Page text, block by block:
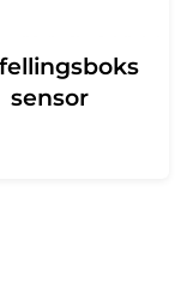
sensor